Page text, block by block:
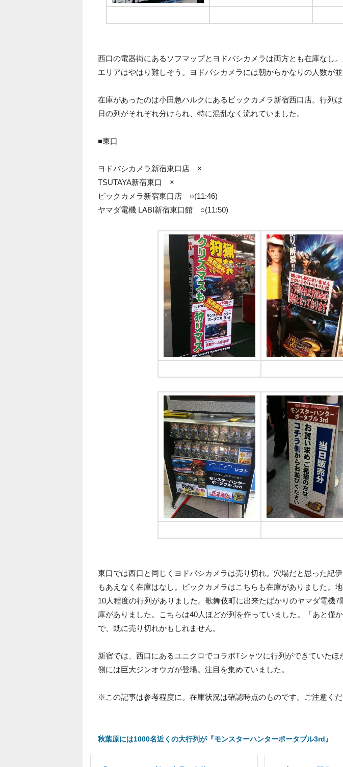
西口の電器街にあるソフマップとヨドバシカメラは両方とも在庫なし
エリアはやはり難しそう。ヨドバシカメラには朝からかなりの人数が並
在庫があったのは小田急ハルクにあるビックカメラ新宿西口店。行列
日の列がそれぞれ分けられ、特に混乱なく流れていました。
■東口
ヨドバシカメラ新宿東口店 ×
TSUTAYA新宿東口 ×
ビックカメラ新宿東口店 ○(11:46)
ヤマダ電機 LABI新宿東口館 ○(11:50)
東口では西口と同じくヨドバシカメラは売り切れ。穴場だと思った紀
もあえなく在庫はなし。ビックカメラはこちらも在庫がありました。
10人程度の行列がありました。歌舞伎町に出来たばかりのヤマダ電機7
庫がありました。こちらは40人ほどが列を作っていました。「あと僅
で、既に売り切れかもしれません。
新宿では、西口にあるユニクロでコラボTシャツに行列ができていたほ
側には巨大ジンオウガが登場。注目を集めていました。
※この記事は参考程度に。在庫状況は確認時点のものです。ご注意くだ
秋葉原には1000名近くの大行列が『モンスターハンターポータブル3rd』